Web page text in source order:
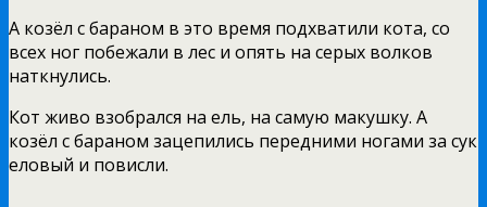
А козёл с бараном в это время подхватили кота, со
всех ног побежали в лес и опять на серых волков
наткнулись.
Кот живо взобрался на ель, на самую макушку. А
козёл с бараном зацепились передними ногами за сук
еловый и повисли.